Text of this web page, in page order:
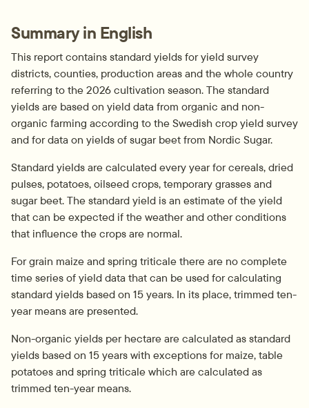
Summary in English
This report contains standard yields for yield survey
districts, counties, production areas and the whole country
referring to the 2026 cultivation season. The standard
yields are based on yield data from organic and non-
organic farming according to the Swedish crop yield survey
and for data on yields of sugar beet from Nordic Sugar.
Standard yields are calculated every year for cereals, dried
pulses, potatoes, oilseed crops, temporary grasses and
sugar beet. The standard yield is an estimate of the yield
that can be expected if the weather and other conditions
that influence the crops are normal.
For grain maize and spring triticale there are no complete
time series of yield data that can be used for calculating
standard yields based on 15 years. In its place, trimmed ten-
year means are presented.
Non-organic yields per hectare are calculated as standard
yields based on 15 years with exceptions for maize, table
potatoes and spring triticale which are calculated as
trimmed ten-year means.